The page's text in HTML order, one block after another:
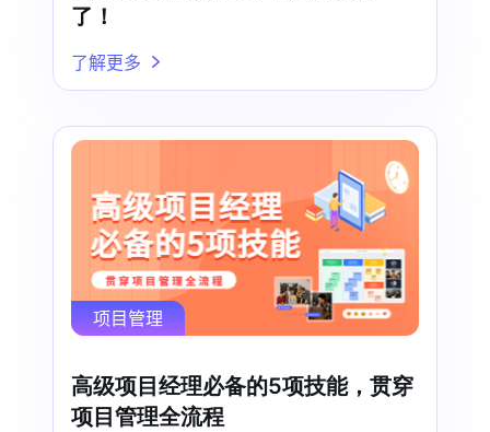
了！
了解更多
项目管理
高级项目经理必备的5项技能，贯穿
项目管理全流程